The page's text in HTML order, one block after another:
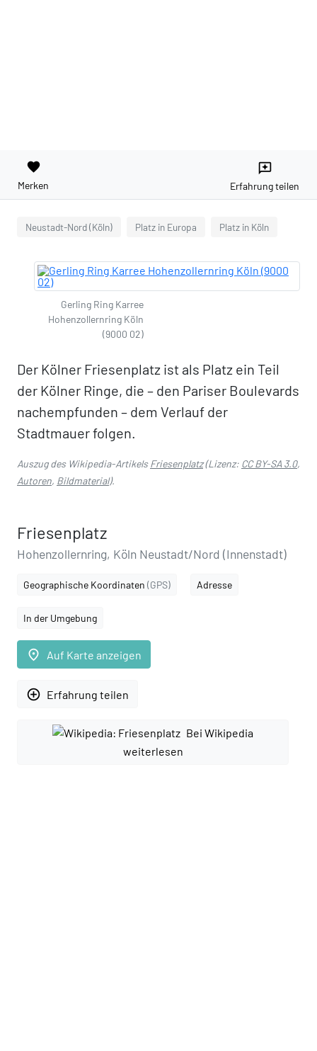
favorite
Merken
reviews
Erfahrung teilen
Neustadt-Nord (Köln) Platz in Europa Platz in Köln
Gerling Ring Karree
Hohenzollernring Köln
(9000 02)
Der Kölner Friesenplatz ist als Platz ein Teil
der Kölner Ringe, die – den Pariser Boulevards
nachempfunden – dem Verlauf der
Stadtmauer folgen.
Auszug des Wikipedia-ArtikelsFriesenplatz(Lizenz: CC BY-SA 3.0,
Autoren, Bildmaterial).
Friesenplatz
Hohenzollernring, Köln Neustadt/Nord (Innenstadt)
Geographische Koordinaten (GPS) Adresse
In der Umgebung
place Auf Karte anzeigen
add_circle_outline Erfahrung teilen
Bei Wikipedia
weiterlesen